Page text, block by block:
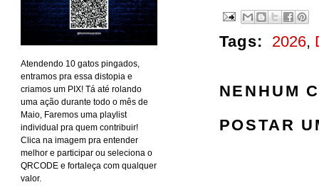
Tags: 2026,
NENHUM
POSTAR
Atendendo 10 gatos pingados,
entramos pra essa distopia e
criamos um PIX! Tá até rolando
uma ação durante todo o mês de
Maio, Faremos uma playlist
individual pra quem contribuir!
Clica na imagem pra entender
melhor e participar ou seleciona o
QRCODE e fortaleça com qualquer
valor.